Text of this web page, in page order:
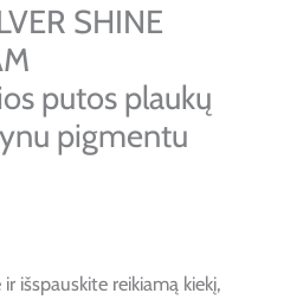
SHINE
putos plaukų
pigmentu
išspauskite reikiamą kiekį,